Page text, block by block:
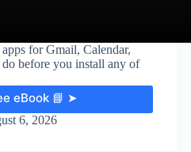
for Gmail, Calendar,
before you install any of
eBook 📘 ➤
6, 2026